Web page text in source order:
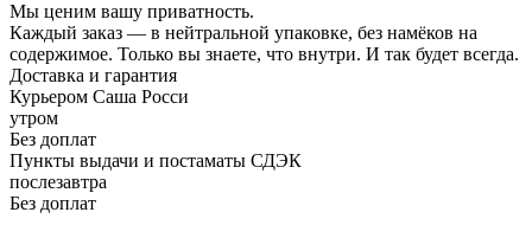
Мы ценим вашу приватность.
Каждый заказ — в нейтральной упаковке, без намёков на
содержимое. Только вы знаете, что внутри. И так будет всегда.
Доставка и гарантия
Курьером Саша Росси
утром
Без доплат
Пункты выдачи и постаматы СДЭК
послезавтра
Без доплат